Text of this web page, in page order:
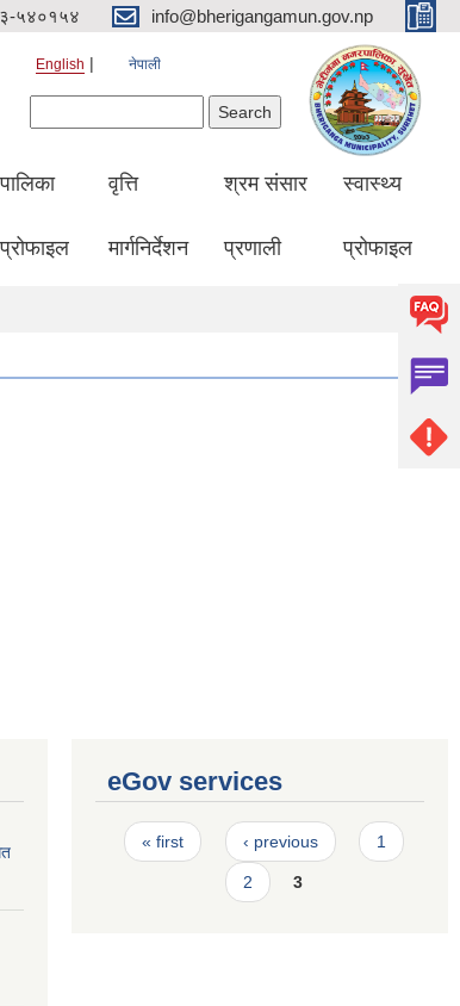
५४०१५४ info@bherigangamun.gov.np
English नेपाली
पालिका
प्रोफाइल
वृत्ति
मार्गनिर्देशन
श्रम संसार
प्रणाली
स्वास्थ्य
प्रोफाइल
eGov services
Pages
« first ‹ previous 1
2 3